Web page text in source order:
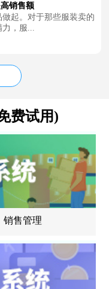
销售额
起。对于那些服装卖的
，服...
费试用)
销售管理